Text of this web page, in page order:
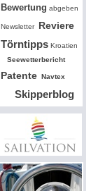
Bewertung abgeben
Newsletter Reviere
Törntipps Kroatien
Seewetterbericht
Patente Navtex
Skipperblog